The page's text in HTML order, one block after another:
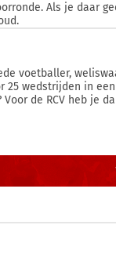
Als je daar
voetballer,
25 wedstrijden in
de RCV heb je